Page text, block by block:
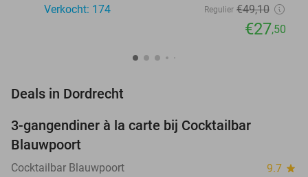
Verkocht: 174
Regulier €49,10
€27,50
Deals in Dordrecht
3-gangendiner à la carte bij Cocktailbar
Blauwpoort
Cocktailbar Blauwpoort 9.7 star